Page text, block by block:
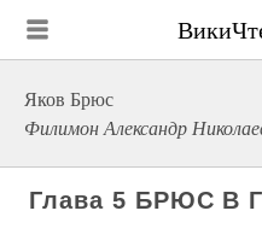
Яков Брюс
Филимон Александр
Глава 5 БРЮС В